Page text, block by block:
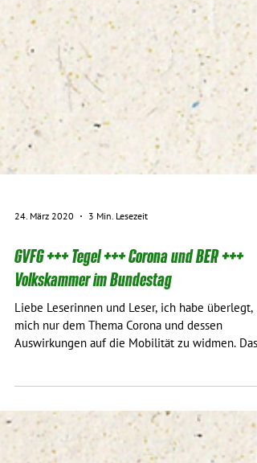
24. März 2020 3 Min. Lesezeit
GVFG +++ Tegel +++ Corona und BER +++
mich nur dem Thema Corona und dessen
Auswirkungen auf die Mobilität zu widmen. Das
nehme...